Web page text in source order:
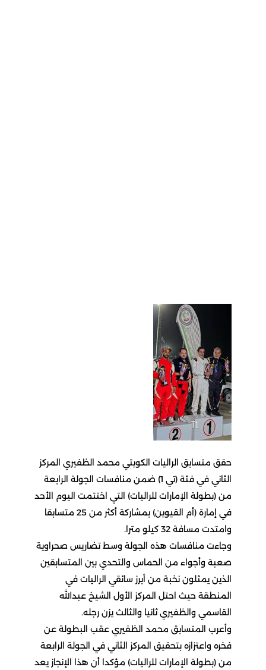
حقق متسابق الراليات الكويتي محمد الظفيري المركز
الثاني في فئة (تي 1) ضمن منافسات الجولة الرابعة
من (بطولة الإمارات للراليات) التي اختتمت اليوم الأحد
في إمارة (أم القيوين) بمشاركة أكثر من 25 متسابقا
وامتدت مسافة 32 كيلو مترا.
وجاءت منافسات هذه الجولة وسط تضاريس صحراوية
صعبة وأجواء من الحماس والتحدي بين المتسابقين
الذين يمثلون نخبة من أبرز سائقي الراليات في
المنطقة حيث احتل المركز الأول الشيخ عبدالله
القاسمي والظفيري ثانيا والثالث يزن رجله.
وأعرب المتسابق محمد الظفيري عقب البطولة عن
فخره واعتزازه بتحقيق المركز الثاني في الجولة الرابعة
من (بطولة الإمارات للراليات) مؤكدا أن هذا الإنجاز يعد